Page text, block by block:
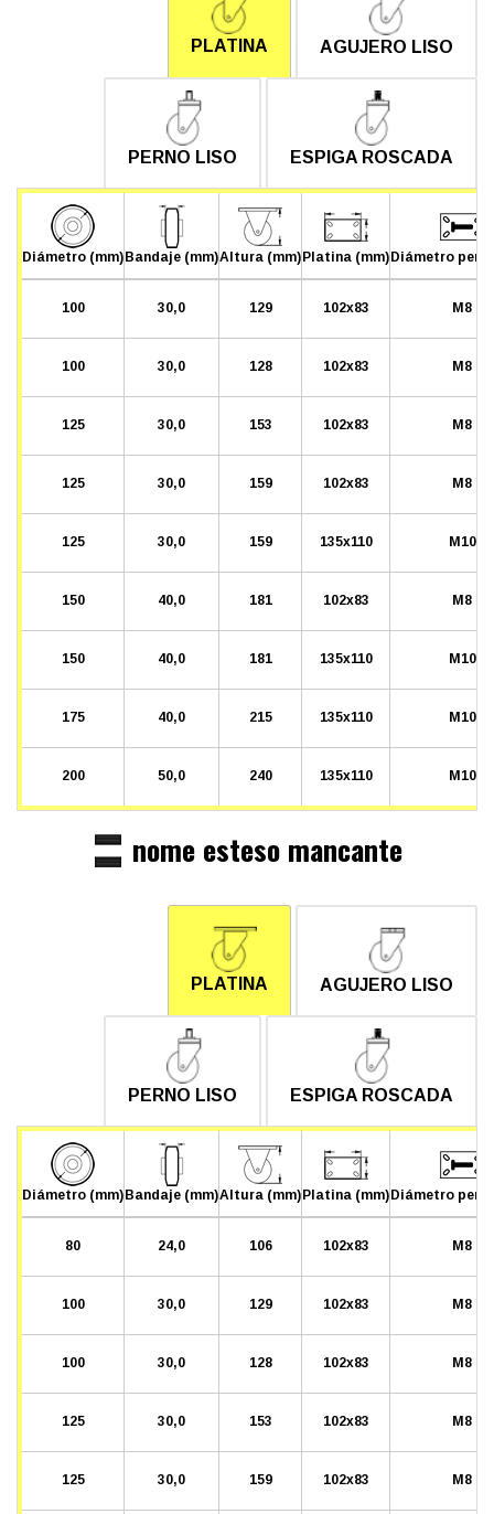
PLATINA AGUJERO LISO
PERNO LISO ESPIGA ROSCADA
Diámetro (mm)Bandaje (mm)Altura (mm)Platina (mm)Diámetro
100 30,0 129 102x83 M8
100 30,0 128 102x83 M8
125 30,0 153 102x83 M8
125 30,0 159 102x83 M8
125 30,0 159 135x110 M10
150 40,0 181 102x83 M8
150 40,0 181 135x110 M10
175 40,0 215 135x110 M10
200 50,0 240 135x110 M10
nome esteso mancante
PLATINA AGUJERO LISO
PERNO LISO ESPIGA ROSCADA
Diámetro (mm) Bandaje (mm)Altura (mm) Platina (mm) Diámetro
80 24,0 106 102x83 M8
100 30,0 129 102x83 M8
100 30,0 128 102x83 M8
125 30,0 153 102x83 M8
125 30,0 159 102x83 M8